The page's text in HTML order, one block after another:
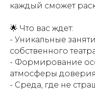
каждый сможет
🌟 Что вас ждет:
- Уникальные
собственного
- Формирование
атмосферы
- Среда, где не